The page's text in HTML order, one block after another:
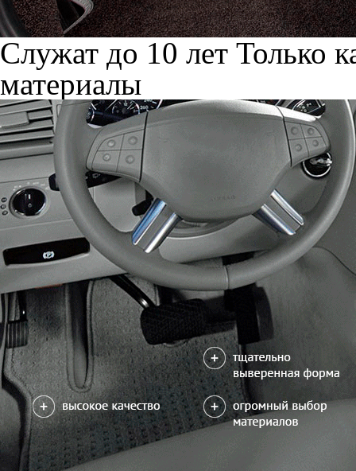
Служат до 10 лет Только
материалы